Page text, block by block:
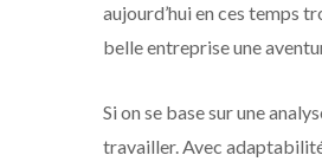
aujourd’hui en ces temps
belle entreprise une
Si on se base sur une
travailler. Avec